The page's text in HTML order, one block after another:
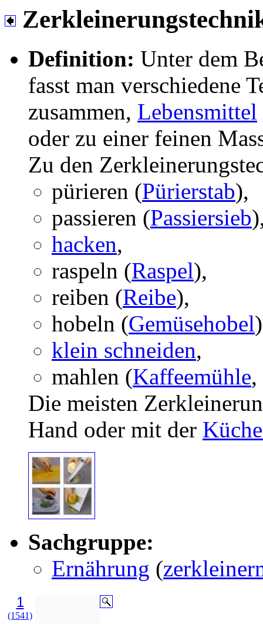
Definition: Unter dem
fasst man verschiedene
zusammen, Lebensmittel
oder zu einer feinen
Zu den
pürieren (Pürierstab),
passieren (Passiersieb
hacken,
raspeln (Raspel),
reiben (Reibe),
hobeln (Gemüsehobel
klein schneiden,
mahlen (Kaffeemühle,
Die meisten
Hand oder mit der
Sachgruppe:
Ernährung (
1
(1541)